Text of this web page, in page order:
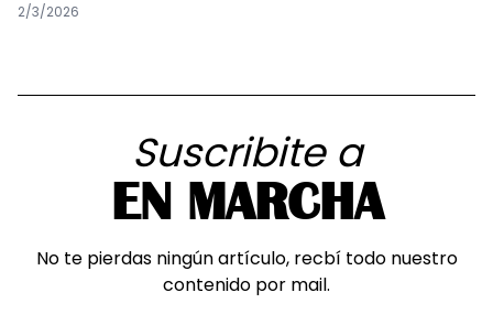
2/3/2026
Suscribite a
EN MARCHA
No te pierdas ningún artículo, recbí todo nuestro
contenido por mail.